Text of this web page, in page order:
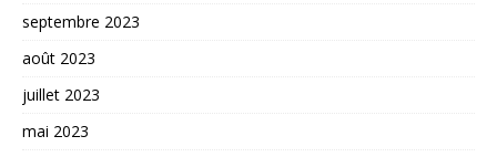
septembre 2023
août 2023
juillet 2023
mai 2023